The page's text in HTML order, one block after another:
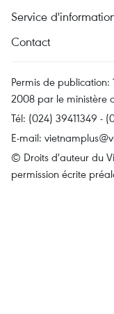
Service
Contact
Permis de publication:
2008 par le ministère
Tél: (024) 39411349 -
E-mail:
© Droits d'auteur du
permission écrite